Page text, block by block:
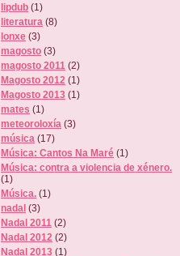
lipdub (1)
literatura (8)
lonxe (3)
magosto (3)
magosto 2011 (2)
Magosto 2012 (1)
Magosto 2013 (1)
mates (1)
meteoroloxía (3)
música (17)
Música: Cantos Na Maré (1)
Música: contra a violencia de xénero.
(1)
Música. (1)
nadal (3)
Nadal 2011 (2)
Nadal 2012 (2)
Nadal 2013 (1)